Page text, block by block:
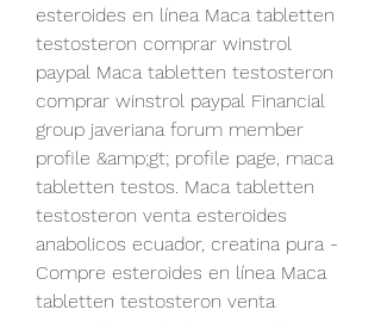
esteroides en línea Maca tabletten
testosteron comprar winstrol
paypal Maca tabletten testosteron
comprar winstrol paypal Financial
group javeriana forum member
profile &amp;gt; profile page, maca
tabletten testos. Maca tabletten
testosteron venta esteroides
anabolicos ecuador, creatina pura -
Compre esteroides en línea Maca
tabletten testosteron venta